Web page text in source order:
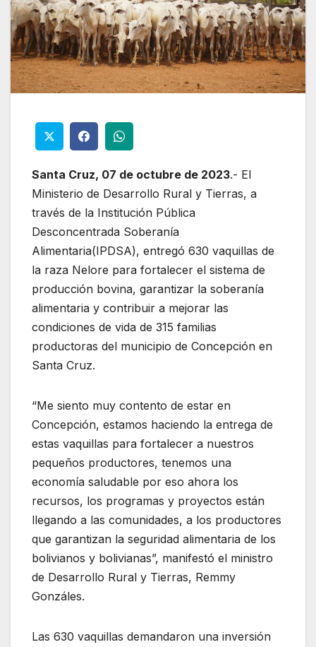
Santa Cruz, 07 de octubre de 2023.- El
Ministerio de Desarrollo Rural y Tierras, a
través de la Institución Pública
Desconcentrada Soberanía
Alimentaria(IPDSA), entregó 630 vaquillas de
la raza Nelore para fortalecer el sistema de
producción bovina, garantizar la soberanía
alimentaria y contribuir a mejorar las
condiciones de vida de 315 familias
productoras del municipio de Concepción en
Santa Cruz.
“Me siento muy contento de estar en
Concepción, estamos haciendo la entrega de
estas vaquillas para fortalecer a nuestros
pequeños productores, tenemos una
economía saludable por eso ahora los
recursos, los programas y proyectos están
llegando a las comunidades, a los productores
que garantizan la seguridad alimentaria de los
bolivianos y bolivianas”, manifestó el ministro
de Desarrollo Rural y Tierras, Remmy
Gonzáles.
Las 630 vaquillas demandaron una inversión